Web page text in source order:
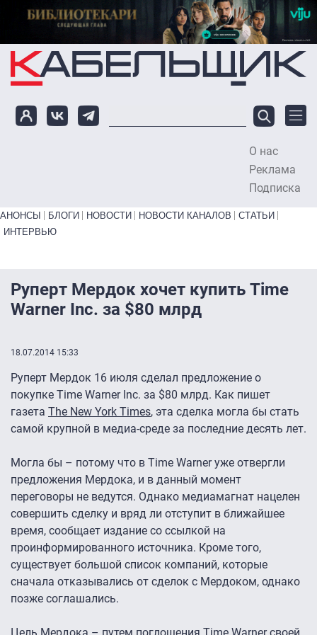
Перейти к основному содержанию
О нас
Реклама
Подписка
Primary links bottom
АНОНСЫ БЛОГИ НОВОСТИ НОВОСТИ КАНАЛОВ
СТАТЬИ
ИНТЕРВЬЮ
Руперт Мердок хочет купить Time
Warner Inc. за $80 млрд
18.07.2014 15:33
Руперт Мердок 16 июля сделал предложение о
покупке Time Warner Inc. за $80 млрд. Как пишет
газета The New York Times, эта сделка могла бы стать
самой крупной в медиа-среде за последние десять лет.
Могла бы – потому что в Time Warner уже отвергли
предложения Мердока, и в данный момент
переговоры не ведутся. Однако медиамагнат нацелен
совершить сделку и вряд ли отступит в ближайшее
время, сообщает издание со ссылкой на
проинформированного источника. Кроме того,
существует большой список компаний, которые
сначала отказывались от сделок с Мердоком, однако
позже соглашались.